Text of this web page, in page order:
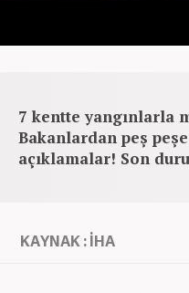
7 kentte yangınlarla
Bakanlardan peş peşe
açıklamalar! Son
KAYNAK : İHA